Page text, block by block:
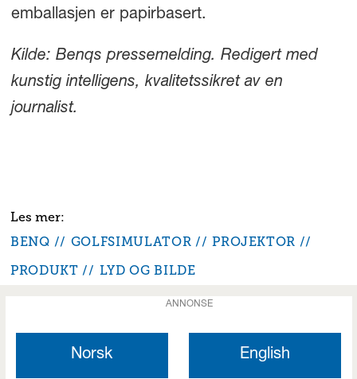
emballasjen er papirbasert.
Kilde: Benqs pressemelding. Redigert med
kunstig intelligens, kvalitetssikret av en
journalist.
BENQ GOLFSIMULATOR
PROJEKTOR
PRODUKT
LYD OG BILDE
ANNONSE
Norsk English